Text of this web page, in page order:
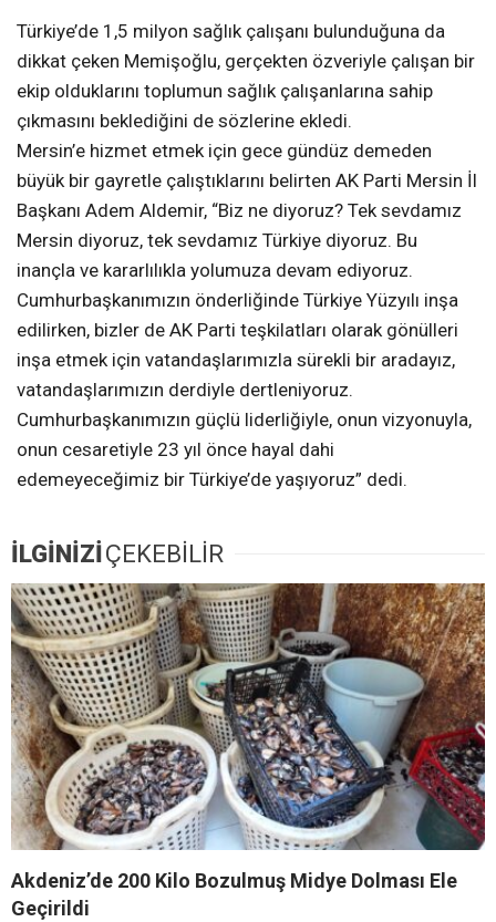
Türkiye’de 1,5 milyon sağlık çalışanı bulunduğuna da
dikkat çeken Memişoğlu, gerçekten özveriyle çalışan bir
ekip olduklarını toplumun sağlık çalışanlarına sahip
çıkmasını beklediğini de sözlerine ekledi.
Mersin’e hizmet etmek için gece gündüz demeden
büyük bir gayretle çalıştıklarını belirten AK Parti Mersin İl
Başkanı Adem Aldemir, “Biz ne diyoruz? Tek sevdamız
Mersin diyoruz, tek sevdamız Türkiye diyoruz. Bu
inançla ve kararlılıkla yolumuza devam ediyoruz.
Cumhurbaşkanımızın önderliğinde Türkiye Yüzyılı inşa
edilirken, bizler de AK Parti teşkilatları olarak gönülleri
inşa etmek için vatandaşlarımızla sürekli bir aradayız,
vatandaşlarımızın derdiyle dertleniyoruz.
Cumhurbaşkanımızın güçlü liderliğiyle, onun vizyonuyla,
onun cesaretiyle 23 yıl önce hayal dahi
edemeyeceğimiz bir Türkiye’de yaşıyoruz” dedi.
İLGİNİZİ ÇEKEBİLİR
Akdeniz’de 200 Kilo Bozulmuş Midye Dolması Ele
Geçirildi